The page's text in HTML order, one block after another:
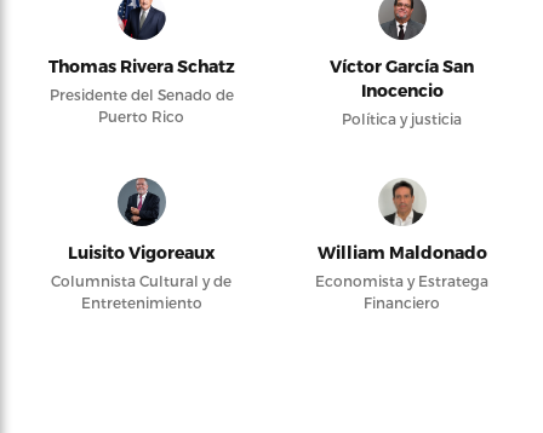
Thomas Rivera Schatz
Presidente del Senado de
Puerto Rico
Víctor García San
Inocencio
Política y justicia
Luisito Vigoreaux
Columnista Cultural y de
Entretenimiento
William Maldonado
Economista y Estratega
Financiero